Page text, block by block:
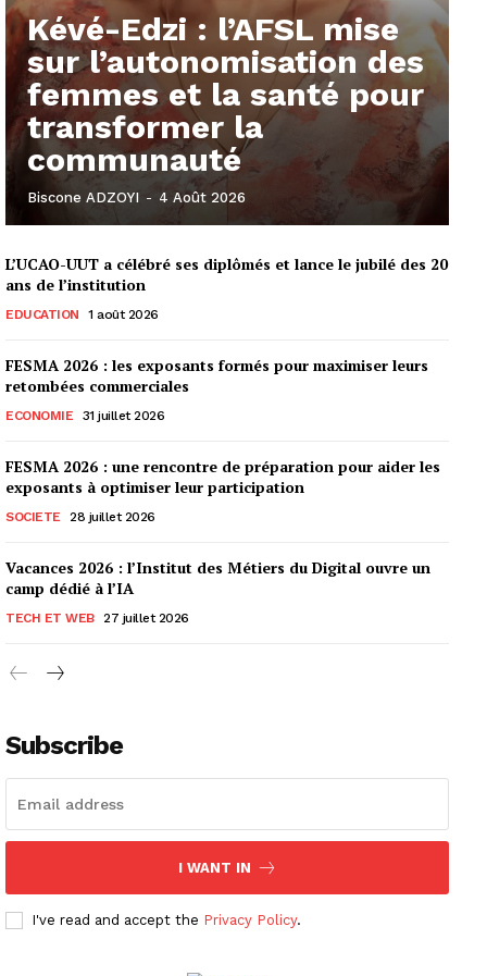
Kévé-Edzi : l’AFSL mise
sur l’autonomisation des
femmes et la santé pour
transformer la
communauté
Biscone ADZOYI - 4 Août 2026
L’UCAO-UUT a célébré ses diplômés et lance le jubilé des 20
ans de l’institution
EDUCATION 1 août 2026
FESMA 2026 : les exposants formés pour maximiser leurs
retombées commerciales
ECONOMIE 31 juillet 2026
FESMA 2026 : une rencontre de préparation pour aider les
exposants à optimiser leur participation
SOCIETE 28 juillet 2026
Vacances 2026 : l’Institut des Métiers du Digital ouvre un
camp dédié à l’IA
TECH ET WEB 27 juillet 2026
Subscribe
I WANT IN
I've read and accept the Privacy Policy.